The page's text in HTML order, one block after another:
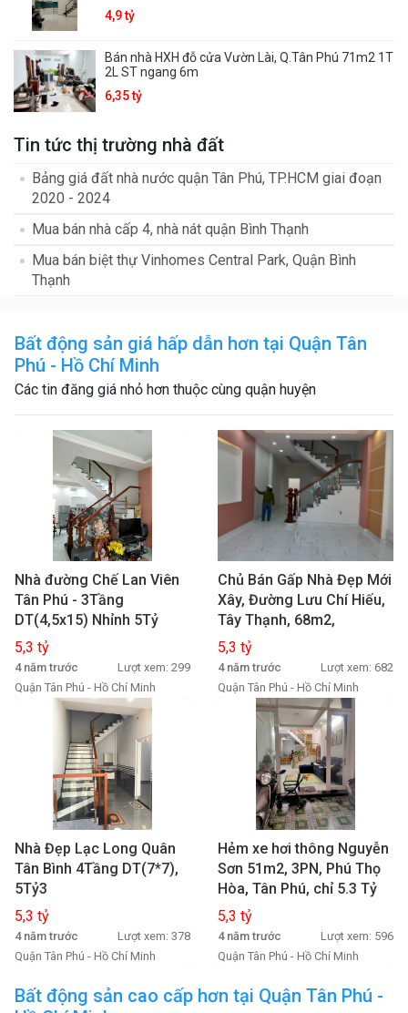
4,9 tỷ
Bán nhà HXH đỗ cửa Vườn Lài, Q.Tân Phú 71m2 1T
2L ST ngang 6m
6,35 tỷ
Tin tức thị trường nhà đất
Bảng giá đất nhà nước quận Tân Phú, TP.HCM giai đoạn
2020 - 2024
Mua bán nhà cấp 4, nhà nát quận Bình Thạnh
Mua bán biệt thự Vinhomes Central Park, Quận Bình
Thạnh
Bất động sản giá hấp dẫn hơn tại Quận Tân
Phú - Hồ Chí Minh
Các tin đăng giá nhỏ hơn thuộc cùng quận huyện
Nhà đường Chế Lan Viên
Tân Phú - 3Tầng
DT(4,5x15) Nhỉnh 5Tỷ
5,3 tỷ
4 năm trước
Lượt xem: 299
Quận Tân Phú - Hồ Chí Minh
Chủ Bán Gấp Nhà Đẹp Mới
Xây, Đường Lưu Chí Hiếu,
Tây Thạnh, 68m2,
4.5m*15m, 3 Tầng, Chỉ 5.3
Tỷ
5,3 tỷ
4 năm trước
Lượt xem: 682
Quận Tân Phú - Hồ Chí Minh
Nhà Đẹp Lạc Long Quân
Tân Bình 4Tầng DT(7*7),
5Tỷ3
5,3 tỷ
4 năm trước
Lượt xem: 378
Quận Tân Phú - Hồ Chí Minh
Hẻm xe hơi thông Nguyễn
Sơn 51m2, 3PN, Phú Thọ
Hòa, Tân Phú, chỉ 5.3 Tỷ
5,3 tỷ
4 năm trước
Lượt xem: 596
Quận Tân Phú - Hồ Chí Minh
Bất động sản cao cấp hơn tại Quận Tân Phú -